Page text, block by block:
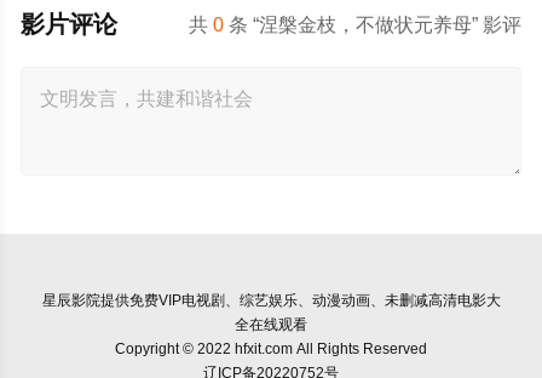
共0 条 “涅槃金枝，不做状元养母” 影评
影片评论
星辰影院提供免费VIP电视剧、综艺娱乐、动漫动画、未删减高清电影大
全在线观看
Copyright © 2022 hfxit.com All Rights Reserved
辽ICP备20220752号